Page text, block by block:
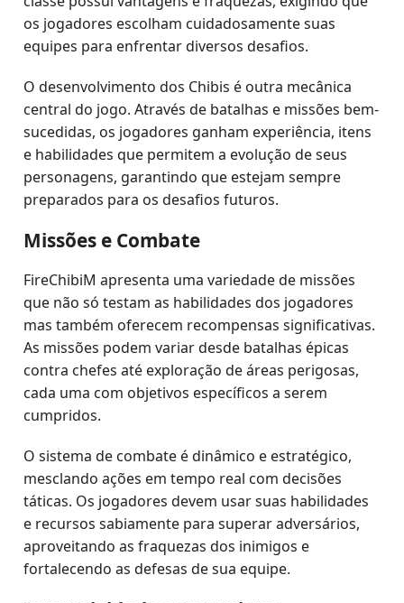
os jogadores escolham cuidadosamente suas
equipes para enfrentar diversos desafios.
O desenvolvimento dos Chibis é outra mecânica
central do jogo. Através de batalhas e missões bem-
sucedidas, os jogadores ganham experiência, itens
e habilidades que permitem a evolução de seus
personagens, garantindo que estejam sempre
preparados para os desafios futuros.
Missões e Combate
FireChibiM apresenta uma variedade de missões
que não só testam as habilidades dos jogadores
mas também oferecem recompensas significativas.
As missões podem variar desde batalhas épicas
contra chefes até exploração de áreas perigosas,
cada uma com objetivos específicos a serem
cumpridos.
O sistema de combate é dinâmico e estratégico,
mesclando ações em tempo real com decisões
táticas. Os jogadores devem usar suas habilidades
e recursos sabiamente para superar adversários,
aproveitando as fraquezas dos inimigos e
fortalecendo as defesas de sua equipe.